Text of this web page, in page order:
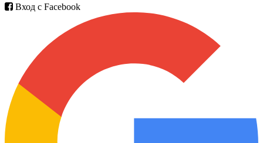
Вход с Facebook